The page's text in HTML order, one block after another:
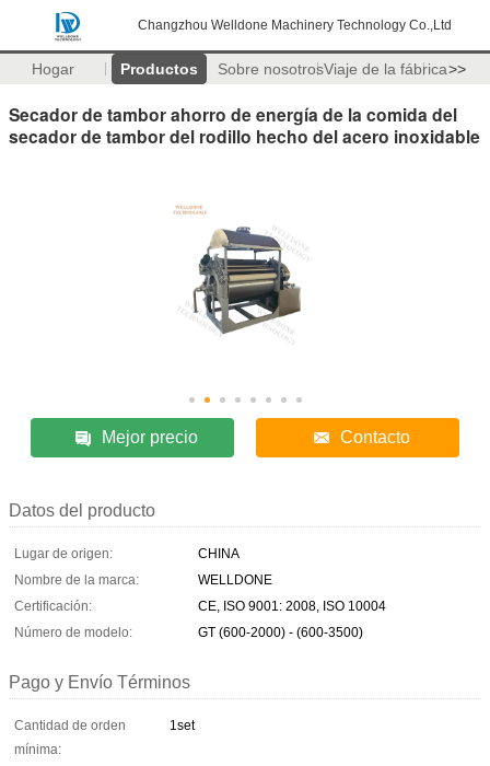
Changzhou Welldone Machinery Technology Co.,Ltd
Hogar Productos Sobre nosotrosViaje de la fábrica>>
Secador de tambor ahorro de energía de la comida del
secador de tambor del rodillo hecho del acero inoxidable
Mejor precio Contacto
Datos del producto
Lugar de origen:
CHINA
Nombre de la marca:
WELLDONE
Certificación:
CE, ISO 9001: 2008, ISO 10004
Número de modelo:
GT (600-2000) - (600-3500)
Pago y Envío Términos
Cantidad de orden
mínima:
1set